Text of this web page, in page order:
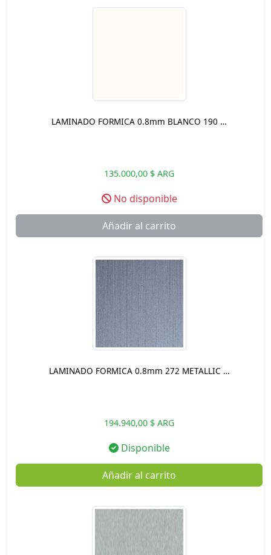
LAMINADO FORMICA 0.8mm BLANCO 190 …
135.000,00 $ ARG
No disponible
Añadir al carrito
LAMINADO FORMICA 0.8mm 272 METALLIC …
194.940,00 $ ARG
Disponible
Añadir al carrito